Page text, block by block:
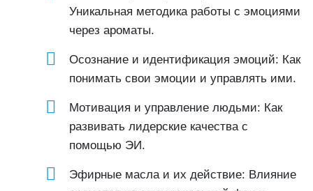
Уникальная методика работы с эмоциями
через ароматы.
Осознание и идентификация эмоций: Как
понимать свои эмоции и управлять ими.
Мотивация и управление людьми: Как
развивать лидерские качества с
помощью ЭИ.
Эфирные масла и их действие: Влияние